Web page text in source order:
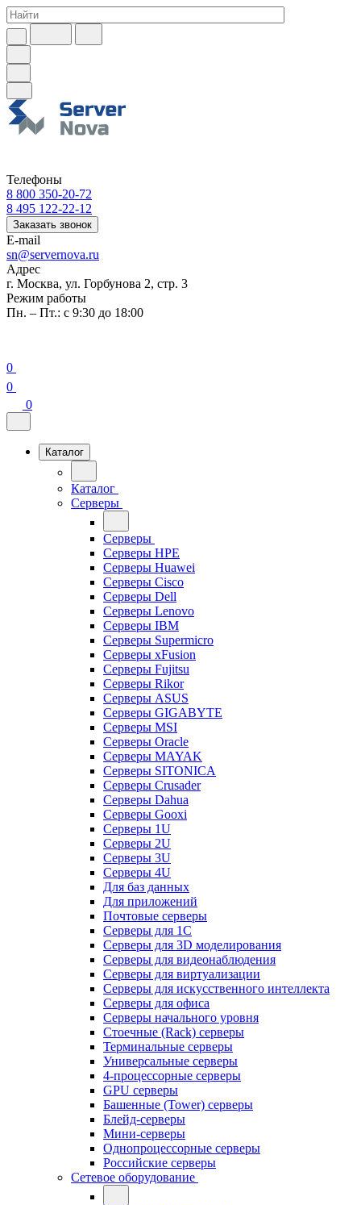
Телефоны
8 800 350-20-72
8 495 122-22-12
Заказать звонок
E-mail
sn@servernova.ru
Адрес
г. Москва, ул. Горбунова 2, стр. 3
Режим работы
Пн. – Пт.: с 9:30 до 18:00
0
0
0
Каталог
Каталог
Серверы
Серверы
Серверы HPE
Серверы Huawei
Серверы Cisco
Серверы Dell
Серверы Lenovo
Серверы IBM
Серверы Supermicro
Серверы xFusion
Серверы Fujitsu
Серверы Rikor
Серверы ASUS
Серверы GIGABYTE
Серверы MSI
Серверы Oracle
Серверы MAYAK
Серверы SITONICA
Серверы Crusader
Серверы Dahua
Серверы Gooxi
Серверы 1U
Серверы 2U
Серверы 3U
Серверы 4U
Для баз данных
Для приложений
Почтовые серверы
Серверы для 1С
Серверы для 3D моделирования
Серверы для видеонаблюдения
Серверы для виртуализации
Серверы для искусственного интеллекта
Серверы для офиса
Серверы начального уровня
Стоечные (Rack) серверы
Терминальные серверы
Универсальные серверы
4-процессорные серверы
GPU серверы
Башенные (Tower) серверы
Блейд-серверы
Мини-серверы
Однопроцессорные серверы
Российские серверы
Сетевое оборудование